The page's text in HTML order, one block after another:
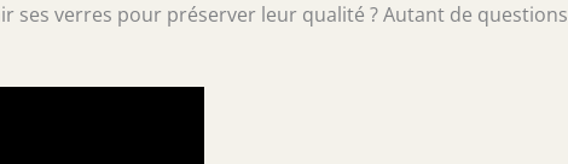
ses verres pour préserver leur qualité ? Autant de questions